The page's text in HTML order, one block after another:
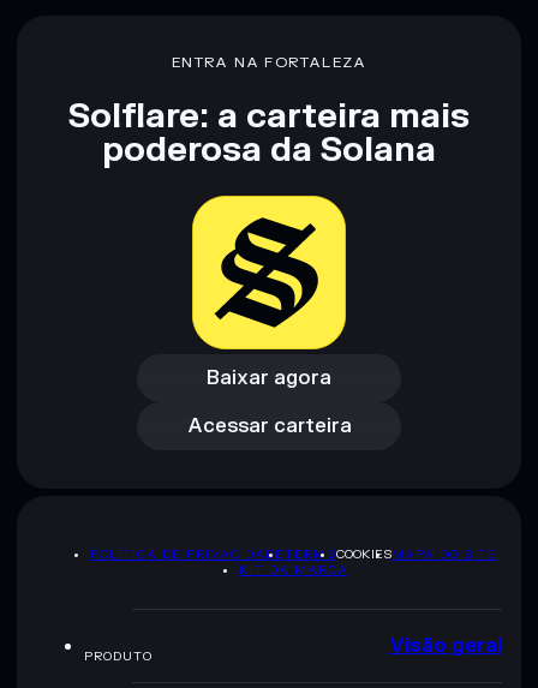
ENTRA NA FORTALEZA
Solflare: a carteira mais
poderosa da Solana
Baixar agora
Baixar agora
Acessar carteira
Acessar carteira
POLÍTICA DE PRIVACIDADETERMSCOOKIESMAPA DO SITE
KIT DA MARCA
PRODUTO Visão geral